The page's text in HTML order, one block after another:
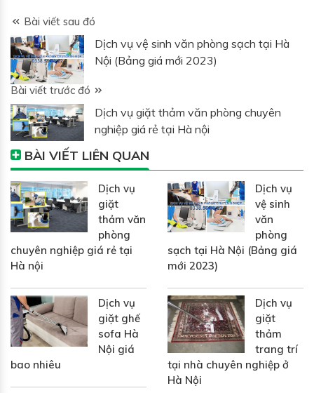
Bài viết sau đó
Dịch vụ vệ sinh văn phòng sạch tại Hà
Nội (Bảng giá mới 2023)
Bài viết trước đó
Dịch vụ giặt thảm văn phòng chuyên
nghiệp giá rẻ tại Hà nội
BÀI VIẾT LIÊN QUAN
Dịch vụ
giặt
thảm văn
phòng
chuyên nghiệp giá rẻ tại
Hà nội
Dịch vụ
vệ sinh
văn
phòng
sạch tại Hà Nội (Bảng giá
mới 2023)
Dịch vụ
giặt ghế
sofa Hà
Nội giá
bao nhiêu
Dịch vụ
giặt
thảm
trang trí
tại nhà chuyên nghiệp ở
Hà Nội